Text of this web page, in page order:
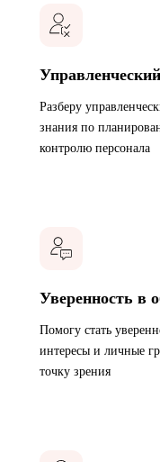
Разберу
знания по
контролю персонала
Уверенность в
Помогу стать
интересы и личные
точку зрения